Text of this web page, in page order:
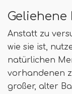
Anstatt zu
wie sie ist,
natürlichen
vorhandenen
großer, alter